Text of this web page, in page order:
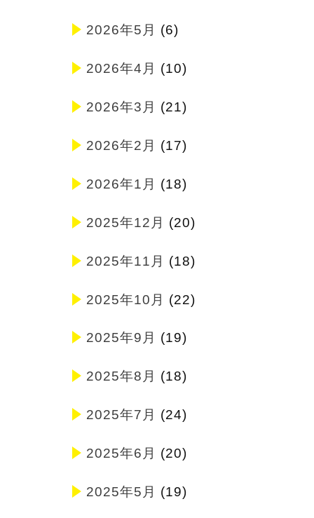
2026年5月 (6)
2026年4月 (10)
2026年3月 (21)
2026年2月 (17)
2026年1月 (18)
2025年12月 (20)
2025年11月 (18)
2025年10月 (22)
2025年9月 (19)
2025年8月 (18)
2025年7月 (24)
2025年6月 (20)
2025年5月 (19)